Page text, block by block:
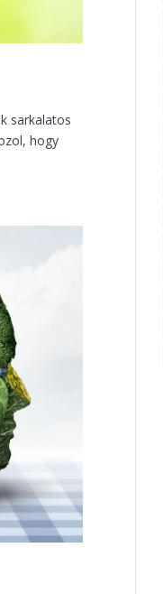
sarkalatos
hogy